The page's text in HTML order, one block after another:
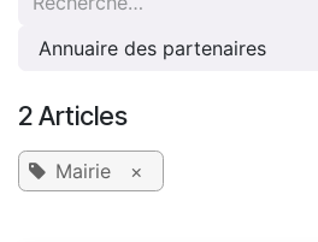
Annuaire des partenaires
2 Articles
Mairie ×